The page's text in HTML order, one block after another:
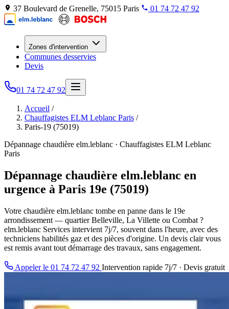
37 Boulevard de Grenelle, 75015 Paris 01 74 72 47 92
Zones d'intervention
Communes desservies
Devis
01 74 72 47 92
Accueil /
Chauffagistes ELM Leblanc Paris /
Paris-19 (75019)
Dépannage chaudière elm.leblanc · Chauffagistes ELM Leblanc
Paris
Dépannage chaudière elm.leblanc en
urgence à Paris 19e (75019)
Votre chaudière elm.leblanc tombe en panne dans le 19e
arrondissement — quartier Belleville, La Villette ou Combat ?
elm.leblanc Services intervient 7j/7, souvent dans l'heure, avec des
techniciens habilités gaz et des pièces d'origine. Un devis clair vous
est remis avant tout démarrage des travaux, sans engagement.
Appeler le 01 74 72 47 92 Intervention rapide 7j/7 · Devis gratuit